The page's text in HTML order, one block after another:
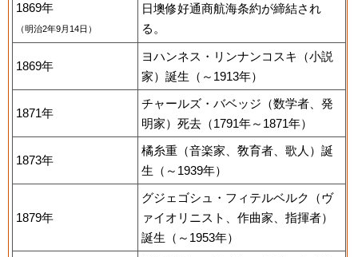
1869年
（明治2年9月14日）
日墺修好通商航海条約が締結され
る。
1869年
ヨハンネス・リンナンコスキ（小説
家）誕生（～1913年）
1871年
チャールズ・バベッジ（数学者、発
明家）死去（1791年～1871年）
1873年
橘糸重（音楽家、敎育者、歌人）誕
生（～1939年）
1879年
グジェゴシュ・フィテルベルク（ヴ
ァイオリニスト、作曲家、指揮者）
誕生（～1953年）